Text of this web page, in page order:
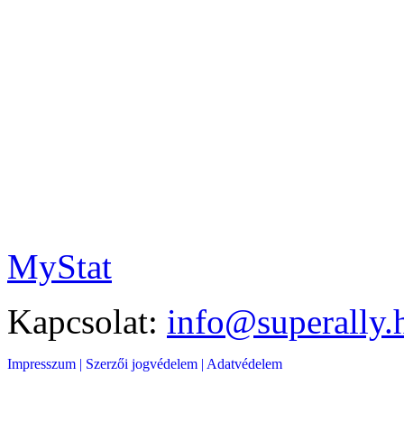
MyStat
Kapcsolat:
Impresszum | Szerzői jogvédelem | Adatvédelem